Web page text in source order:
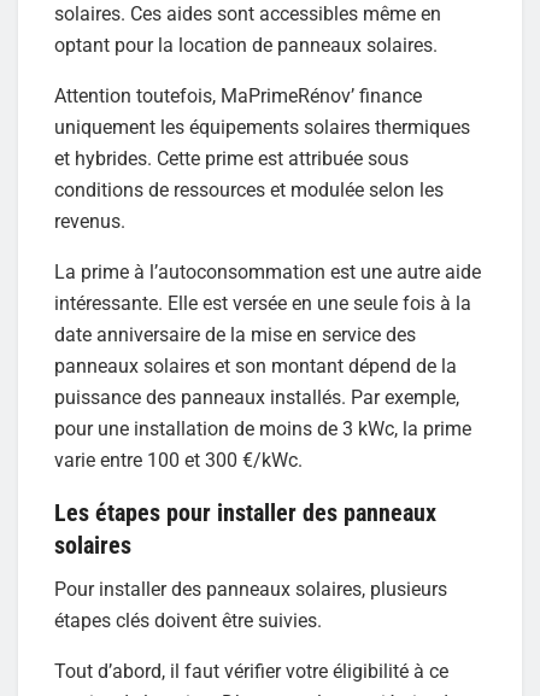
solaires. Ces aides sont accessibles même en
optant pour la location de panneaux solaires.
Attention toutefois, MaPrimeRénov’ finance
uniquement les équipements solaires thermiques
et hybrides. Cette prime est attribuée sous
conditions de ressources et modulée selon les
revenus.
La prime à l’autoconsommation est une autre aide
intéressante. Elle est versée en une seule fois à la
date anniversaire de la mise en service des
panneaux solaires et son montant dépend de la
puissance des panneaux installés. Par exemple,
pour une installation de moins de 3 kWc, la prime
varie entre 100 et 300 €/kWc.
Les étapes pour installer des panneaux
solaires
Pour installer des panneaux solaires, plusieurs
étapes clés doivent être suivies.
Tout d’abord, il faut vérifier votre éligibilité à ce